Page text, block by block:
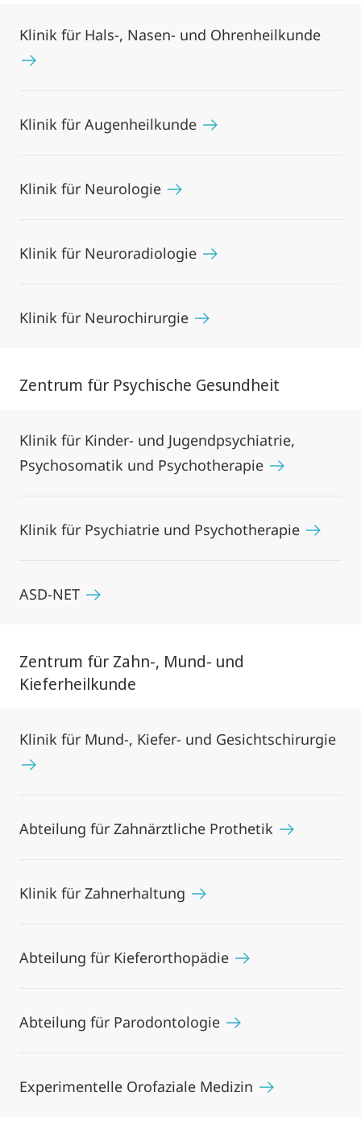
Klinik für Hals-, Nasen- und Ohrenheilkunde
Klinik für Augenheilkunde
Klinik für Neurologie
Klinik für Neuroradiologie
Klinik für Neurochirurgie
Zentrum für Psychische Gesundheit
Klinik für Kinder- und Jugendpsychiatrie,
Psychosomatik und Psychotherapie
Klinik für Psychiatrie und Psychotherapie
ASD-NET
Zentrum für Zahn-, Mund- und
Kieferheilkunde
Klinik für Mund-, Kiefer- und Gesichtschirurgie
Abteilung für Zahnärztliche Prothetik
Klinik für Zahnerhaltung
Abteilung für Kieferorthopädie
Abteilung für Parodontologie
Experimentelle Orofaziale Medizin